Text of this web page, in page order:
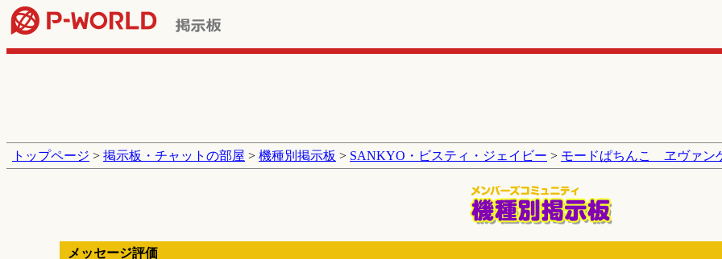
トップページ > 掲示板・チャットの部屋 > 機種別掲示板 > SANKYO・ビスティ・ジェイビー > モードぱちんこ ヱヴァン
メッセージ評価